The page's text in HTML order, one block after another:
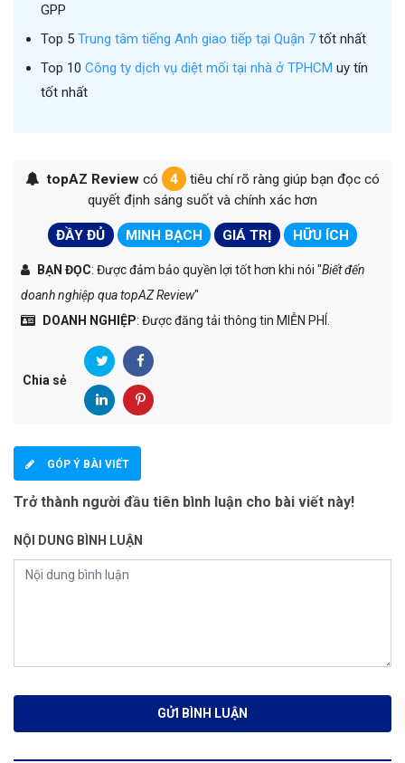
GPP
Top 5 Trung tâm tiếng Anh giao tiếp tại Quận 7 tốt nhất
Top 10 Công ty dịch vụ diệt mối tại nhà ở TPHCM uy tín
tốt nhất
topAZ Reviewcó 4
tiêu chí rõ ràng giúp bạn đọc có
quyết định sáng suốt và chính xác hơn
ĐẦY ĐỦ MINH BẠCH GIÁ TRỊ HỮU ÍCH
BẠN ĐỌC: Được đảm bảo quyền lợi tốt hơn khi nói "Biết đến
doanh nghiệp qua topAZ Review"
DOANH NGHIỆP: Được đăng tải thông tin MIỄN PHÍ.
Chia sẻ
GÓP Ý BÀI VIẾT
Trở thành người đầu tiên bình luận cho bài viết này!
NỘI DUNG BÌNH LUẬN